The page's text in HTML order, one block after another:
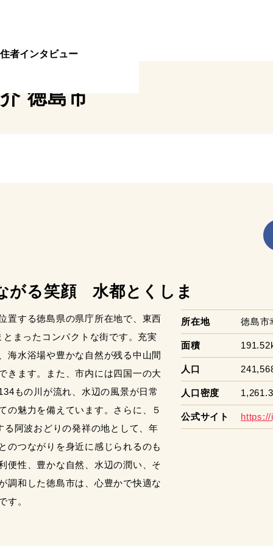
者インタビュー
介徳島市
る笑顔 水都とくしま
置する徳島県の県庁所在地で、東西
まったコンパクトな街です。充実
海水浴場や豊かな自然が残る中山間
きます。また、市内には四国一の大
もの川が流れ、水辺の風景が日常
の魅力を備えています。さらに、５
る阿波おどりの発祥の地として、年
のつながりを身近に感じられるのも
便性、豊かな自然、水辺の潤い、そ
調和した徳島市は、心豊かで快適な
す。
所在地 徳島市
面積
人口
人口密度
公式サイト